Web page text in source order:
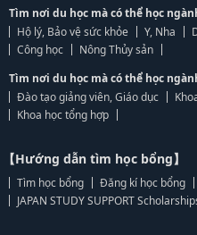
Tìm nơi du học mà có thể học
Hộ lý, Bảo vệ sức khỏe
Y, Nha
Công học
Nông Thủy sản
Tìm nơi du học mà có thể học
Đào tạo giảng viên, Giáo dục
Khoa học tổng hợp
【Hướng dẫn tìm học bổng】
Tìm học bổng
Đăng kí học bổng
JAPAN STUDY SUPPORT